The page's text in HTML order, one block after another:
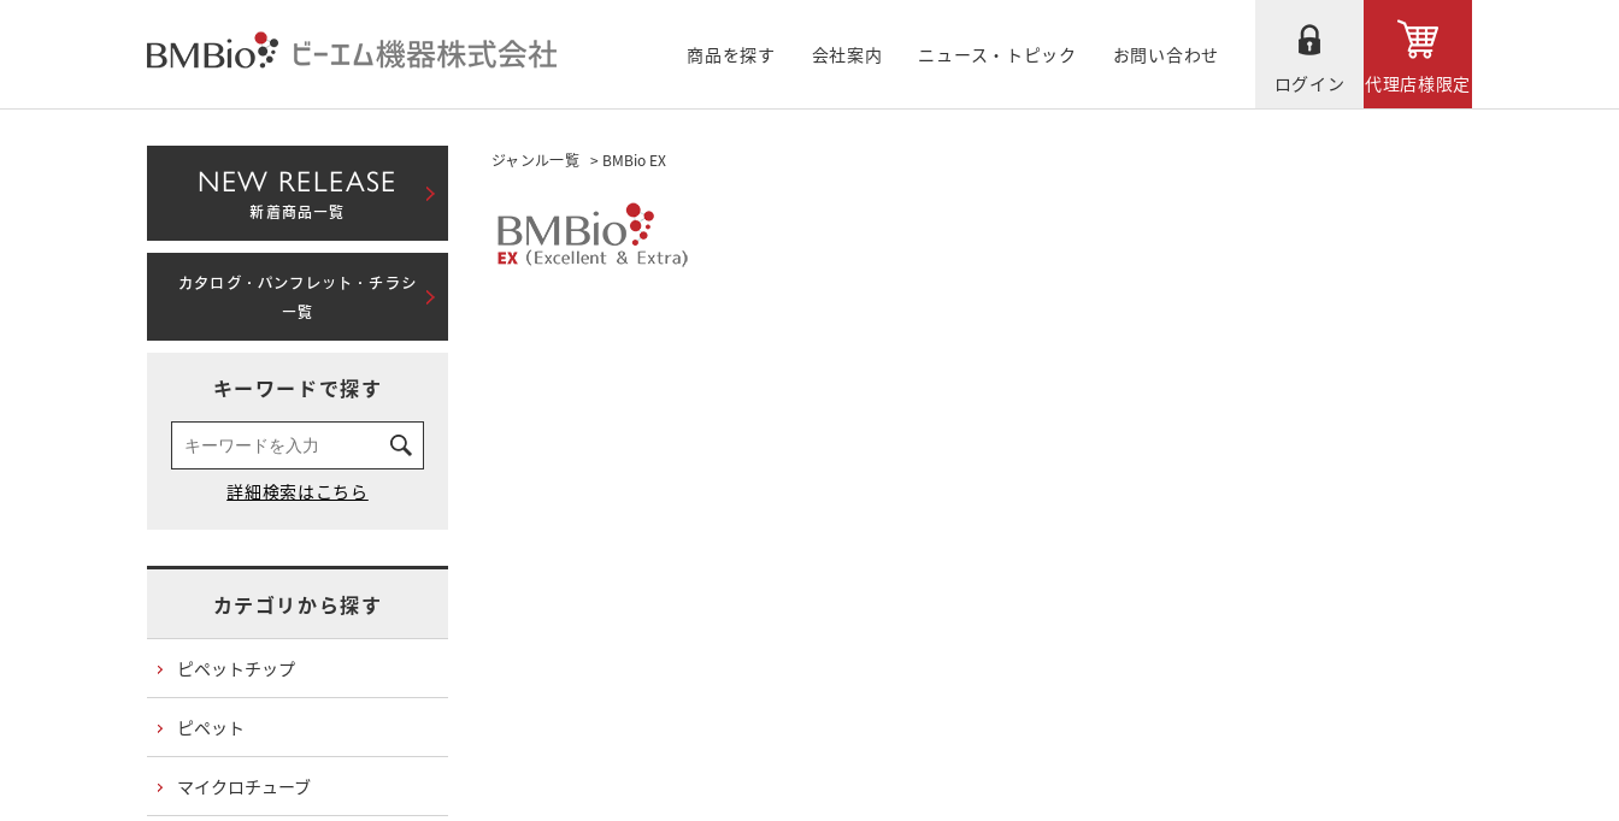
商品を探す 会社案内 ニュース・トピック
お問い合わせ
ログイン
代理店様限定
ジャンル一覧 > BMBio EX
NEW RELEASE
新着商品一覧
カタログ・パンフレット・チラシ
一覧
キーワードで探す
カテゴリから探す
ピペットチップ
ピペット
マイクロチューブ